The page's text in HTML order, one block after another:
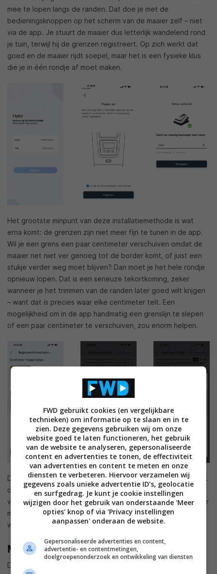
mee te lopen langs de randen. Dat doe je met de
bedieningsknoppen op het scherm van de maaier zelf – niet
via de app. Je stuurt de maaier dus letterlijk wandelend rond
je tuin, terwijl hij de grenzen registreert. Op zich werkt dat
goed en de maaier rijdt soepel, maar het is een fysieke klus
die je in één rondje af moet maken.
Het grootste minpunt van deze installatiemethode is wat
erna komt: de grenzen zijn niet meer fijn te tunen in de app.
Wil je een grens een paar centimeter verschuiven omdat de
maaier net niet ver genoeg tot de border komt, of juist een
stukje verder weg moet blijven? Dan moet je het hele rondje
opnieuw lopen. Dat is een serieuze tekortkoming, zeker
wanneer je het trimmen van de randen later goed wilt krijgen
– want dat is precies waar elke centimeter telt. Een
mogelijkheid om in de app handmatig een grenslijn te slepen
of een paar centimeter te verschuiven, zou enorm helpen.
De installatie van het basisstation en de app-koppeling kan ik
de gemiddelde gebruiker zonder problemen aanraden. Het
vastleggen en perfect afstellen van de grenzen vergt echter
meer tijd dan je zou willen, vooral als je de trimmer optimaal
wilt benutten.
Mogelijkheden
De Ecovacs Home-app biedt veel functies, maar daar zit ook
FWD gebruikt cookies (en vergelijkbare
technieken) om informatie op te slaan en in te
zien. Deze gegevens gebruiken wij om onze
website goed te laten functioneren, het gebruik
van de website te analyseren, gepersonaliseerde
content en advertenties te tonen, de effectiviteit
van advertenties en content te meten en onze
diensten te verbeteren. Hiervoor verzamelen wij
gegevens zoals unieke advertentie ID’s, geolocatie
en surfgedrag. Je kunt je cookie instellingen
wijzigen door het gebruik van onderstaande 'Meer
opties' knop of via 'Privacy instellingen
aanpassen' onderaan de website.
Gepersonaliseerde advertenties en content,
advertentie- en contentmetingen,
doelgroepenonderzoek en ontwikkeling van diensten